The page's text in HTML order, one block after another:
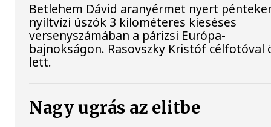
Betlehem Dávid aranyérmet nyert
nyíltvízi úszók 3 kilométeres kieséses
versenyszámában a párizsi Európa-
bajnokságon. Rasovszky Kristóf célfotóval
lett.
Nagy ugrás az elitbe